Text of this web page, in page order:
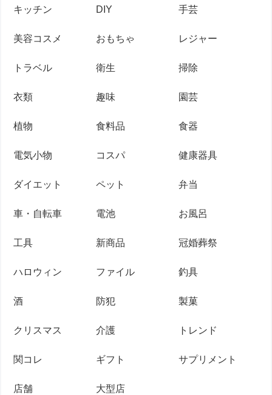
キッチン DIY 手芸
美容コスメ おもちゃ レジャー
トラベル 衛生 掃除
衣類 趣味 園芸
植物 食料品 食器
電気小物 コスパ 健康器具
ダイエット ペット 弁当
車・自転車 電池 お風呂
工具 新商品 冠婚葬祭
ハロウィン ファイル 釣具
酒 防犯 製菓
クリスマス 介護 トレンド
関コレ ギフト サプリメント
店舗 大型店